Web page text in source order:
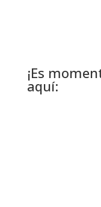
¡Es
aquí: